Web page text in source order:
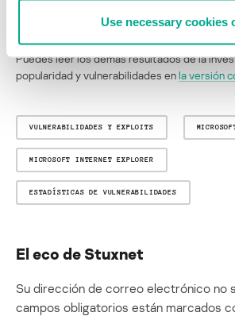
Use necessary cookies
parche que la cierra.
Puedes leer los demás resultados de la
popularidad y vulnerabilidades enla versión
VULNERABILIDADES Y EXPLOITS
MICROSOFT INTERNET EXPLORER
ESTADÍSTICAS DE VULNERABILIDADES
El eco de Stuxnet
Su dirección de correo electrónico no
campos obligatorios están marcados